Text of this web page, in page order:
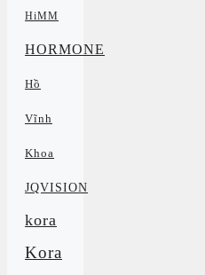
HiMM
HORMONE
Hồ
Vĩnh
Khoa
JQVISION
kora
Kora